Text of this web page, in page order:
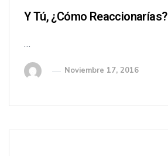
Y Tú, ¿cómo Reaccionarías?
…
Noviembre 17, 2016